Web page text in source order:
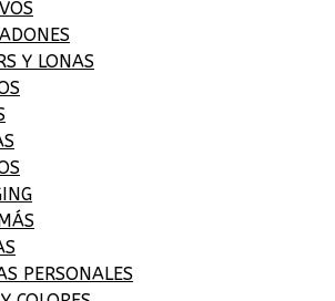
Y LONAS
PERSONALES